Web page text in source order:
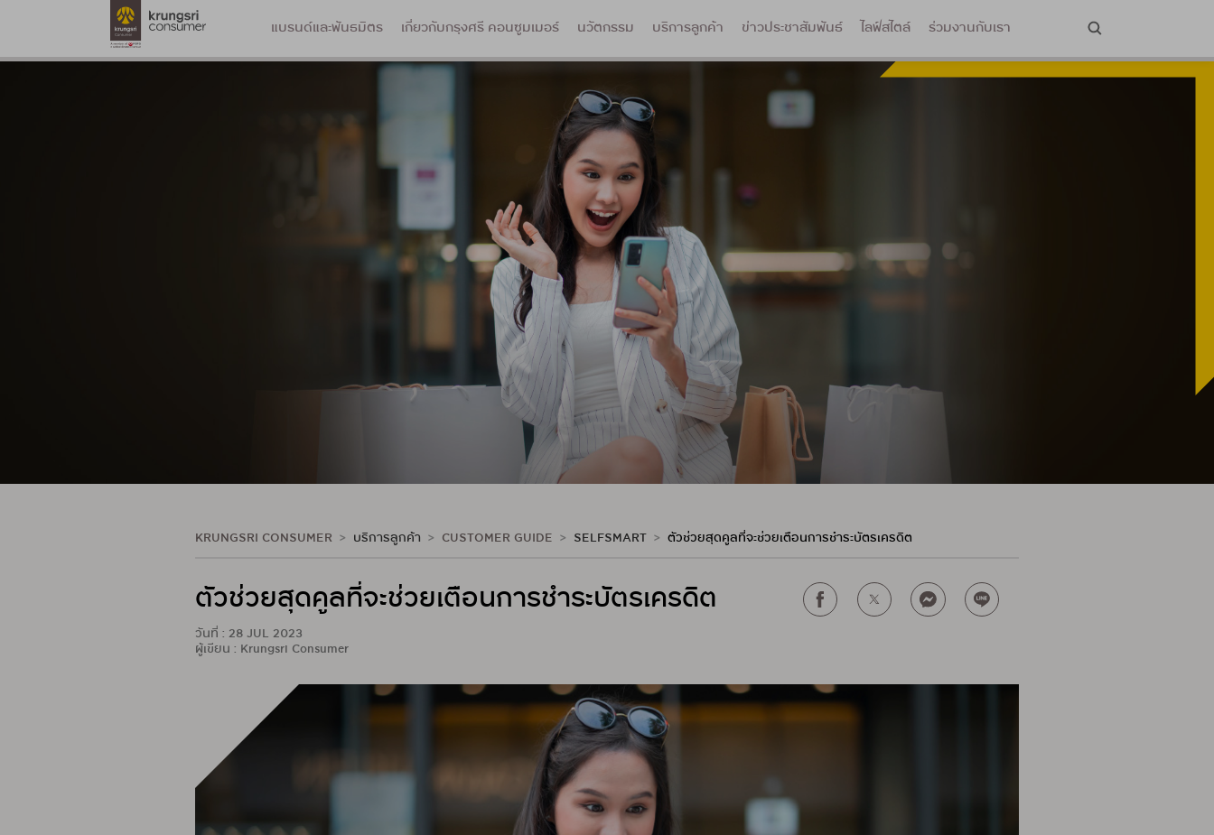
แบรนด์และพันธมิตร เกี่ยวกับกรุงศรี คอนซูมเมอร์ นวัตกรรม บริการลูกค้า ข่าวประชาสัมพันธ์ ไลฟ์สไตล์ ร่วมงานกับเรา
KRUNGSRI CONSUMER บริการลูกค้า CUSTOMER GUIDE SELFSMART ตัวช่วยสุดคูลที่จะช่วยเตือนการชำระบัตรเครดิต
ตัวช่วยสุดคูลที่จะช่วยเตือนการชำระบัตรเครดิต
วันที่ : 28 JUL 2023
ผู้เขียน : Krungsri Consumer